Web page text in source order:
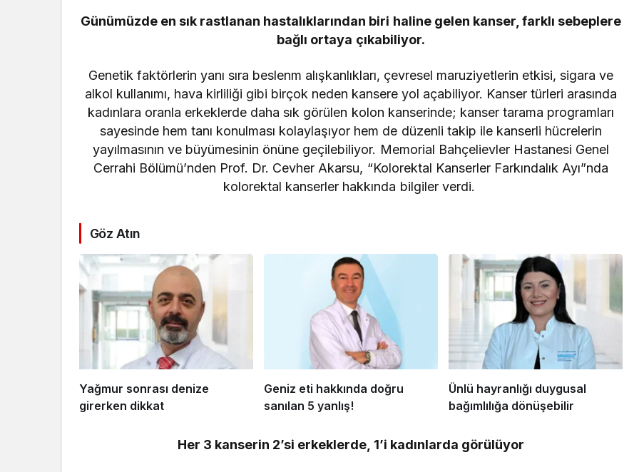
Günümüzde en sık rastlanan hastalıklarından biri haline gelen kanser, farklı sebeplere
bağlı ortaya çıkabiliyor.
Genetik faktörlerin yanı sıra beslenm alışkanlıkları, çevresel maruziyetlerin etkisi, sigara ve
alkol kullanımı, hava kirliliği gibi birçok neden kansere yol açabiliyor. Kanser türleri arasında
kadınlara oranla erkeklerde daha sık görülen kolon kanserinde; kanser tarama programları
sayesinde hem tanı konulması kolaylaşıyor hem de düzenli takip ile kanserli hücrelerin
yayılmasının ve büyümesinin önüne geçilebiliyor. Memorial Bahçelievler Hastanesi Genel
Cerrahi Bölümü’nden Prof. Dr. Cevher Akarsu, “Kolorektal Kanserler Farkındalık Ayı”nda
kolorektal kanserler hakkında bilgiler verdi.
Göz Atın
Yağmur sonrası denize
girerken dikkat
Geniz eti hakkında doğru
sanılan 5 yanlış!
Ünlü hayranlığı duygusal
bağımlılığa dönüşebilir
Her 3 kanserin 2’si erkeklerde, 1’i kadınlarda görülüyor
Türk F-16’ları NATO
Teröristler teslim